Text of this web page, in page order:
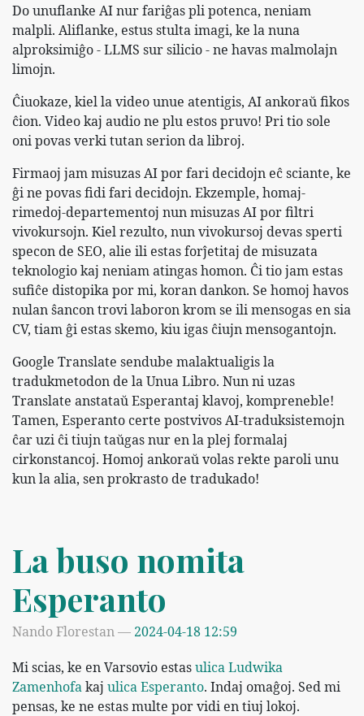
Do unuflanke AI nur fariĝas pli potenca, neniam
malpli. Aliflanke, estus stulta imagi, ke la nuna
alproksimiĝo - LLMS sur silicio - ne havas malmolajn
limojn.
Ĉiuokaze, kiel la video unue atentigis, AI ankoraŭ fikos
ĉion. Video kaj audio ne plu estos pruvo! Pri tio sole
oni povas verki tutan serion da libroj.
Firmaoj jam misuzas AI por fari decidojn eĉ sciante, ke
ĝi ne povas fidi fari decidojn. Ekzemple, homaj-
rimedoj-departementoj nun misuzas AI por filtri
vivokursojn. Kiel rezulto, nun vivokursoj devas sperti
specon de SEO, alie ili estas forĵetitaj de misuzata
teknologio kaj neniam atingas homon. Ĉi tio jam estas
sufiĉe distopika por mi, koran dankon. Se homoj havos
nulan ŝancon trovi laboron krom se ili mensogas en sia
CV, tiam ĝi estas skemo, kiu igas ĉiujn mensogantojn.
Google Translate sendube malaktualigis la
tradukmetodon de la Unua Libro. Nun ni uzas
Translate anstataŭ Esperantaj klavoj, kompreneble!
Tamen, Esperanto certe postvivos AI-traduksistemojn
ĉar uzi ĉi tiujn taŭgas nur en la plej formalaj
cirkonstancoj. Homoj ankoraŭ volas rekte paroli unu
kun la alia, sen prokrasto de tradukado!
La buso nomita
Esperanto
Nando Florestan
2024-04-18 12:59
Mi scias, ke en Varsovio estasulica Ludwika
Zamenhofakaj ulica Esperanto. Indaj omaĝoj. Sed mi
pensas, ke ne estas multe por vidi en tiuj lokoj.